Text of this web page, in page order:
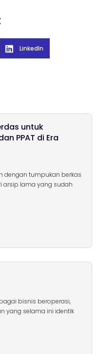
LinkedIn
untuk
PPAT di Era
dengan tumpukan berkas
arsip lama yang sudah
bisnis beroperasi,
yang selama ini identik